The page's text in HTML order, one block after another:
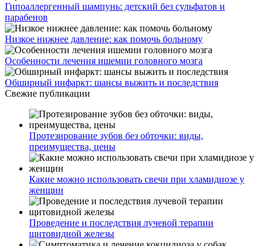
Гипоаллергенный шампунь: детский без сульфатов и
парабенов
Низкое нижнее давление: как помочь больному
Особенности лечения ишемии головного мозга
Обширный инфаркт: шансы выжить и последствия
Свежие публикации
Протезирование зубов без обточки: виды,
преимущества, цены
Какие можно использовать свечи при хламидиозе у
женщин
Проведение и последствия лучевой терапии
щитовидной железы